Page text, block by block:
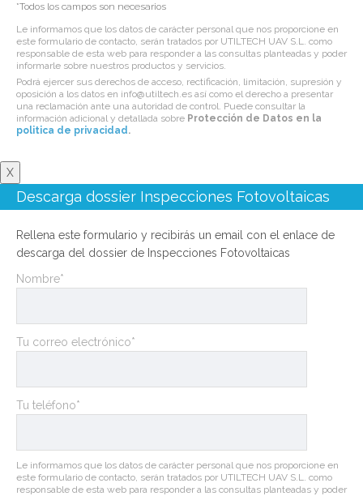
*Todos los campos son necesarios
Le informamos que los datos de carácter personal que nos proporcione en
este formulario de contacto, serán tratados por UTILTECH UAV S.L. como
responsable de esta web para responder a las consultas planteadas y poder
informarle sobre nuestros productos y servicios.
Podrá ejercer sus derechos de acceso, rectificación, limitación, supresión y
oposición a los datos en info@utiltech.es así como el derecho a presentar
una reclamación ante una autoridad de control. Puede consultar la
información adicional y detallada sobre Protección de Datos en la
politica de privacidad.
X
Descarga dossier Inspecciones Fotovoltaicas
Rellena este formulario y recibirás un email con el enlace de
descarga del dossier de Inspecciones Fotovoltaicas
Nombre*
Tu correo electrónico*
Tu teléfono*
Le informamos que los datos de carácter personal que nos proporcione en
este formulario de contacto, serán tratados por UTILTECH UAV S.L. como
responsable de esta web para responder a las consultas planteadas y poder